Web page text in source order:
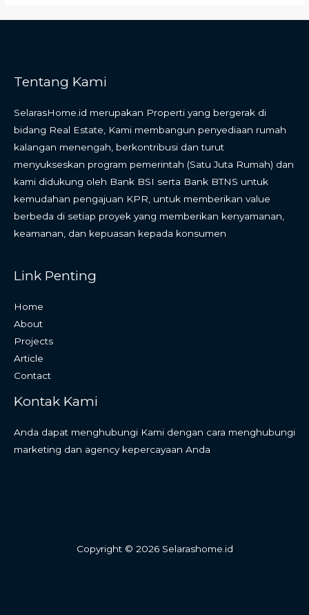
Tentang Kami
SelarasHome.id merupakan Properti yang bergerak di
bidang Real Estate, Kami membangun penyediaan rumah
kalangan menengah, berkontribusi dan turut
menyukseskan program pemerintah (Satu Juta Rumah) dan
kami didukung oleh Bank BSI serta Bank BTNS untuk
kemudahan pengajuan KPR, untuk memberikan value
berbeda di setiap proyek yang memberikan kenyamanan,
keamanan, dan kepuasan kepada konsumen
Link Penting
Home
About
Projects
Article
Contact
Kontak Kami
Anda dapat menghubungi Kami dengan cara menghubungi
marketing dan agency kepercayaan Anda
Copyright © 2026 Selarashome.id